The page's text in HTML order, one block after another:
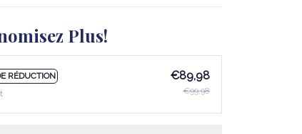
Plus!
RÉDUCTION
€89,98
€99,98